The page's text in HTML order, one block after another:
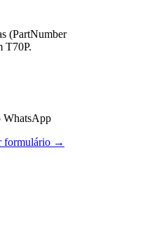
(PartNumber
T70P.
WhatsApp
formulário →